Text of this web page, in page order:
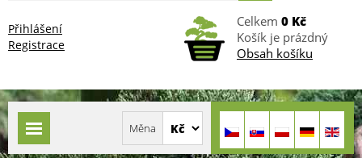
Přihlášení
Registrace
Celkem 0 Kč
Košík je prázdný
Obsah košíku